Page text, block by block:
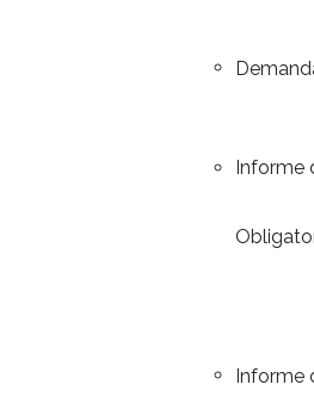
Informe
Informe